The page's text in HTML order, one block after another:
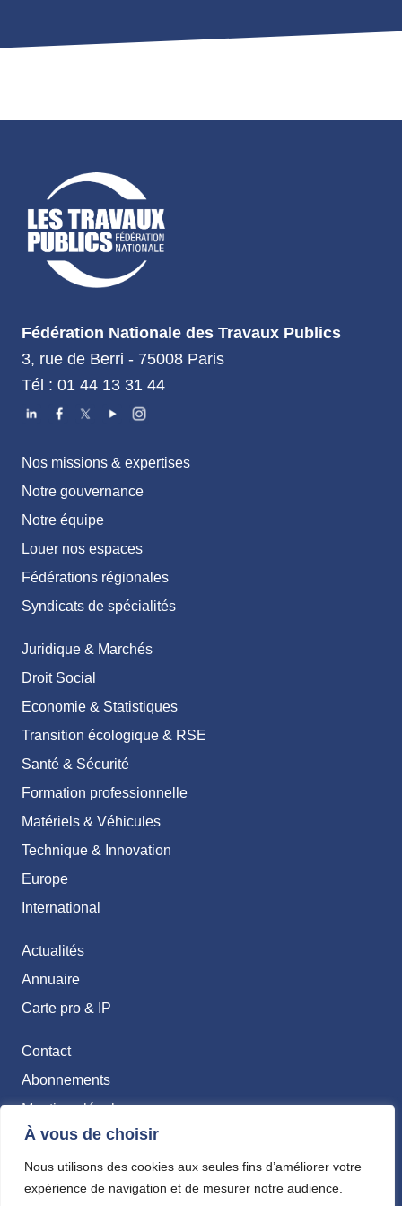
À vous de choisir
Nous utilisons des cookies aux seules fins d’améliorer votre
expérience de navigation et de mesurer notre audience.
Fédération Nationale des Travaux Publics
3, rue de Berri - 75008 Paris
Tél : 01 44 13 31 44
Nos missions & expertises
Notre gouvernance
Notre équipe
Louer nos espaces
Fédérations régionales
Syndicats de spécialités
Juridique & Marchés
Droit Social
Economie & Statistiques
Transition écologique & RSE
Santé & Sécurité
Formation professionnelle
Matériels & Véhicules
Technique & Innovation
Europe
International
Actualités
Annuaire
Carte pro & IP
Contact
Abonnements
Mentions légales
Politique de confidentialité